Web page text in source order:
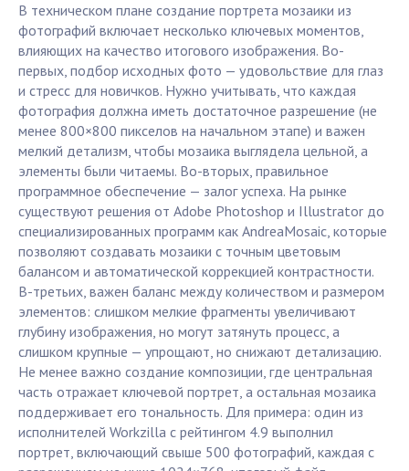
В техническом плане создание портрета мозаики из
фотографий включает несколько ключевых моментов,
влияющих на качество итогового изображения. Во-
первых, подбор исходных фото — удовольствие для глаз
и стресс для новичков. Нужно учитывать, что каждая
фотография должна иметь достаточное разрешение (не
менее 800×800 пикселов на начальном этапе) и важен
мелкий детализм, чтобы мозаика выглядела цельной, а
элементы были читаемы. Во-вторых, правильное
программное обеспечение — залог успеха. На рынке
существуют решения от Adobe Photoshop и Illustrator до
специализированных программ как AndreaMosaic, которые
позволяют создавать мозаики с точным цветовым
балансом и автоматической коррекцией контрастности.
В-третьих, важен баланс между количеством и размером
элементов: слишком мелкие фрагменты увеличивают
глубину изображения, но могут затянуть процесс, а
слишком крупные — упрощают, но снижают детализацию.
Не менее важно создание композиции, где центральная
часть отражает ключевой портрет, а остальная мозаика
поддерживает его тональность. Для примера: один из
исполнителей Workzilla с рейтингом 4.9 выполнил
портрет, включающий свыше 500 фотографий, каждая с